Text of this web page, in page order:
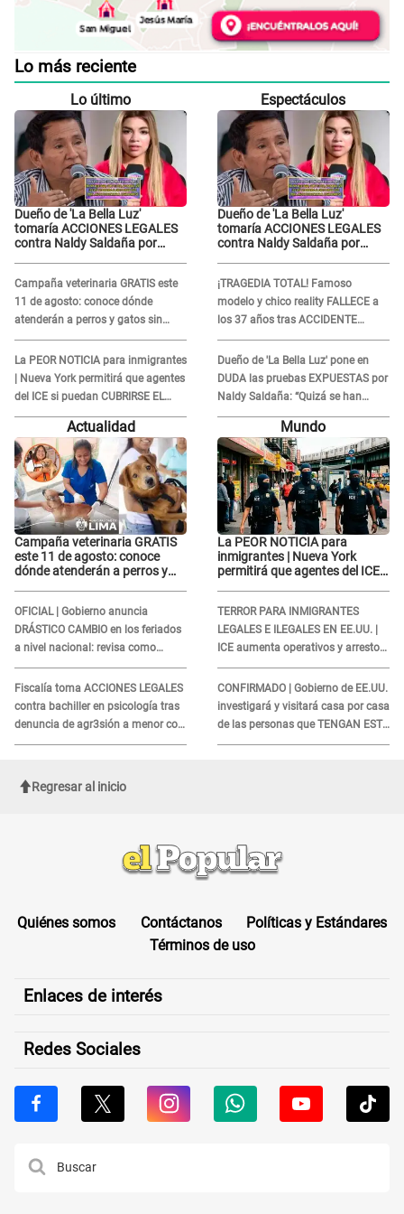
Lo más reciente
Lo último
Dueño de 'La Bella Luz'
tomaría ACCIONES LEGALES
contra Naldy Saldaña por
Campaña veterinaria GRATIS este
11 de agosto: conoce dónde
atenderán a perros y gatos sin
costo
La PEOR NOTICIA para inmigrantes
| Nueva York permitirá que agentes
del ICE si puedan CUBRIRSE EL
ROSTRO
Espectáculos
Dueño de 'La Bella Luz'
tomaría ACCIONES LEGALES
contra Naldy Saldaña por
¡TRAGEDIA TOTAL! Famoso
modelo y chico reality FALLECE a
los 37 años tras ACCIDENTE
durante la grabación de un
comercial
Dueño de 'La Bella Luz' pone en
DUDA las pruebas EXPUESTAS por
Naldy Saldaña: “Quizá se han
editado...”
Actualidad
Campaña veterinaria GRATIS
este 11 de agosto: conoce
dónde atenderán a perros y
OFICIAL | Gobierno anuncia
DRÁSTICO CAMBIO en los feriados
a nivel nacional: revisa como
quedarán los DÍAS LIBRES
Fiscalía toma ACCIONES LEGALES
contra bachiller en psicología tras
denuncia de agr3sión a menor con
autismo
Mundo
La PEOR NOTICIA para
inmigrantes | Nueva York
permitirá que agentes del ICE
TERROR PARA INMIGRANTES
LEGALES E ILEGALES EN EE.UU. |
ICE aumenta operativos y arrestos
a extranjeros en aeropuertos
CONFIRMADO | Gobierno de EE.UU.
investigará y visitará casa por casa
de las personas que TENGAN ESTE
TRABAJO
Regresar al inicio
Quiénes somos Contáctanos
Políticas y Estándares
Términos de uso
Enlaces de interés
Redes Sociales